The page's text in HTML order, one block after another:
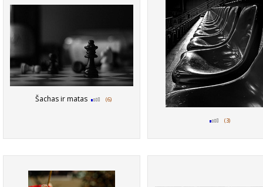
Šachas ir matas (6)
(3)